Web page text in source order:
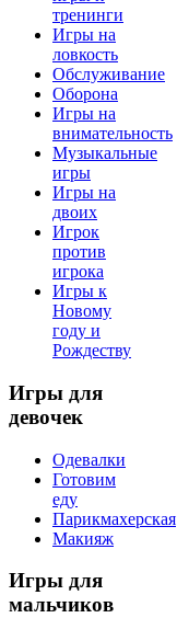
тренинги
Игры на
ловкость
Обслуживание
Оборона
Игры на
внимательность
Музыкальные
игры
Игры на
двоих
Игрок
против
игрока
Игры к
Новому
году и
Рождеству
Игры для
девочек
Одевалки
Готовим
еду
Парикмахерская
Макияж
Игры для
мальчиков